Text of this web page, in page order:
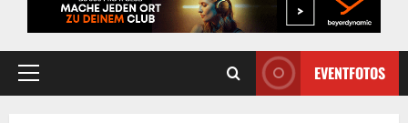
Primary
EVENTFOTOS